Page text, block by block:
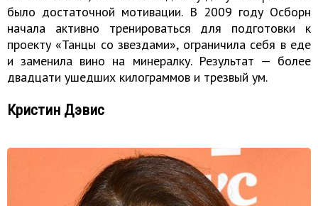
было достаточной мотивации. В 2009 году Осборн
начала активно тренироваться для подготовки к
проекту «Танцы со звездами», ограничила себя в еде
и заменила вино на минералку. Результат — более
двадцати ушедших килограммов и трезвый ум.
Кристин Дэвис